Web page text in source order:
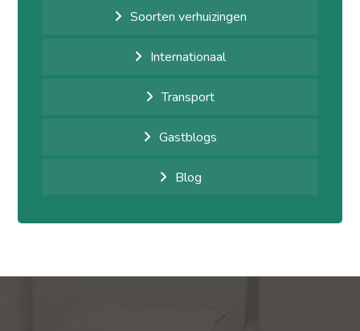
Soorten verhuizingen
Internationaal
Transport
Gastblogs
Blog